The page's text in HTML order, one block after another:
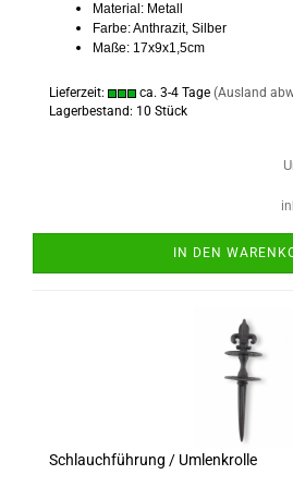
Material: Metall
Farbe: Anthrazit, Silber
Maße: 17x9x1,5cm
Lieferzeit: ca. 3-4 Tage (Ausland
Lagerbestand: 10 Stück
IN DEN
Schlauchführung / Umlenkrolle